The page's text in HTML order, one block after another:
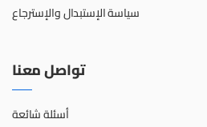
سياسة الإستبدال والإسترجاع
تواصل معنا
أسئلة شائعة